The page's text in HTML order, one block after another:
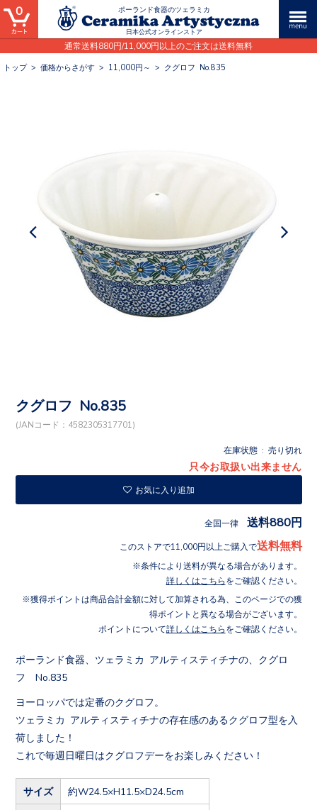
ポーランド食器のツェラミカ
日本公式オンラインストア
通常送料880円/11,000円以上のご注文は送料無料
0
トップ> 価格からさがす > 11,000円～ > クグロフ No.835
クグロフ No.835
(JANコード：4582305317701)
在庫状態 : 売り切れ
只今お取扱い出来ません
お気に入り追加
全国一律 送料880円
このストアで11,000円以上ご購入で送料無料
条件により送料が異なる場合があります。
詳しくはこちら をご確認ください。
獲得ポイントは商品合計金額に対して加算される為、このページでの獲
得ポイントと異なる場合がございます。
ポイントについて詳しくはこちら をご確認ください。
ポーランド食器、ツェラミカ アルティスティチナの、クグロ
フ No.835
ヨーロッパでは定番のクグロフ。
ツェラミカ アルティスティチナの存在感のあるクグロフ型を入
荷しました！
これで毎週日曜日はクグロフデーをお楽しみください！
サイズ 約W24.5×H11.5×D24.5cm